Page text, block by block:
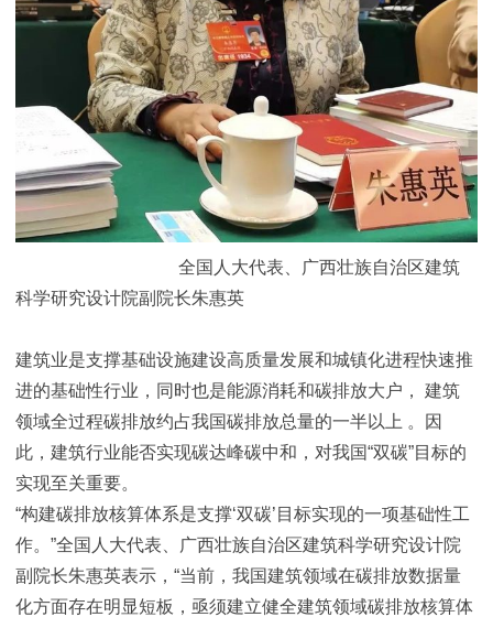
全国人大代表、广西壮族自治区建筑
科学研究设计院副院长朱惠英
建筑业是支撑基础设施建设高质量发展和城镇化进程快速推
进的基础性行业，同时也是能源消耗和碳排放大户， 建筑
领域全过程碳排放约占我国碳排放总量的一半以上 。因
此，建筑行业能否实现碳达峰碳中和，对我国“双碳”目标的
实现至关重要。
“构建碳排放核算体系是支撑‘双碳’目标实现的一项基础性工
作。”全国人大代表、广西壮族自治区建筑科学研究设计院
副院长朱惠英表示，“当前，我国建筑领域在碳排放数据量
化方面存在明显短板，亟须建立健全建筑领域碳排放核算体